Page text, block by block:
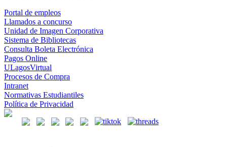
Portal de empleos
Llamados a concurso
Unidad de Imagen Corporativa
Sistema de Bibliotecas
Consulta Boleta Electrónica
Pagos Online
ULagosVirtual
Procesos de Compra
Intranet
Normativas Estudiantiles
Política de Privacidad